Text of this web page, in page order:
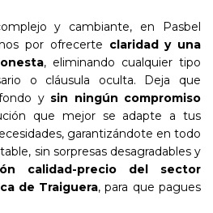
y cambiante, en Pasbel
por ofrecerte claridad y una
, eliminando cualquier tipo
o cláusula oculta. Deja que
y sin ningún compromiso
que mejor se adapte a tus
garantizándote en todo
sin sorpresas desagradables y
calidad-precio del sector
de Traiguera, para que pagues